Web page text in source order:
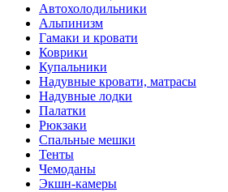
Автохолодильники
Альпинизм
Гамаки и кровати
Коврики
Купальники
Надувные кровати, матрасы
Надувные лодки
Палатки
Рюкзаки
Спальные мешки
Тенты
Чемоданы
Экшн-камеры